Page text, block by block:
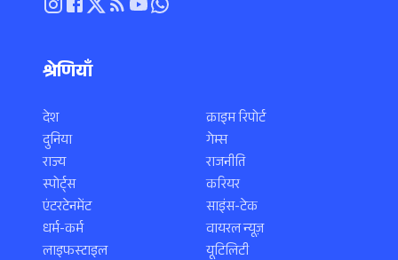
श्रेणियाँ
देश
दुनिया
राज्य
स्पोर्ट्स
एंटरटेनमेंट
धर्म-कर्म
लाइफस्टाइल
क्राइम रिपोर्ट
गेम्स
राजनीति
करियर
साइंस-टेक
वायरल न्यूज़
यूटिलिटी